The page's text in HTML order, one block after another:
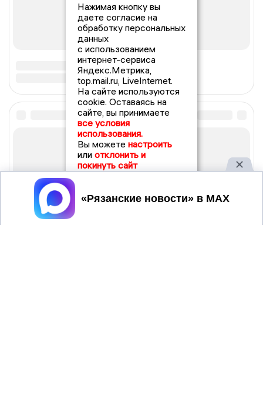
Нажимая кнопку вы
даете согласие на
обработку персональных
данных
с использованием
интернет-сервиса
Яндекс.Метрика,
top.mail.ru, LiveInternet.
На сайте используются
cookie. Оставаясь на
сайте, вы принимаете
все условия
использования.
Вы можете настроить
или отклонить и
покинуть сайт
Принять